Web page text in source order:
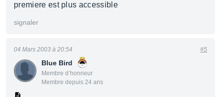
premiere est plus accessible
signaler
Blue Bird
Membre d’honneur
Membre depuis 24 ans
04 Mars 2003 à 20:54 #5